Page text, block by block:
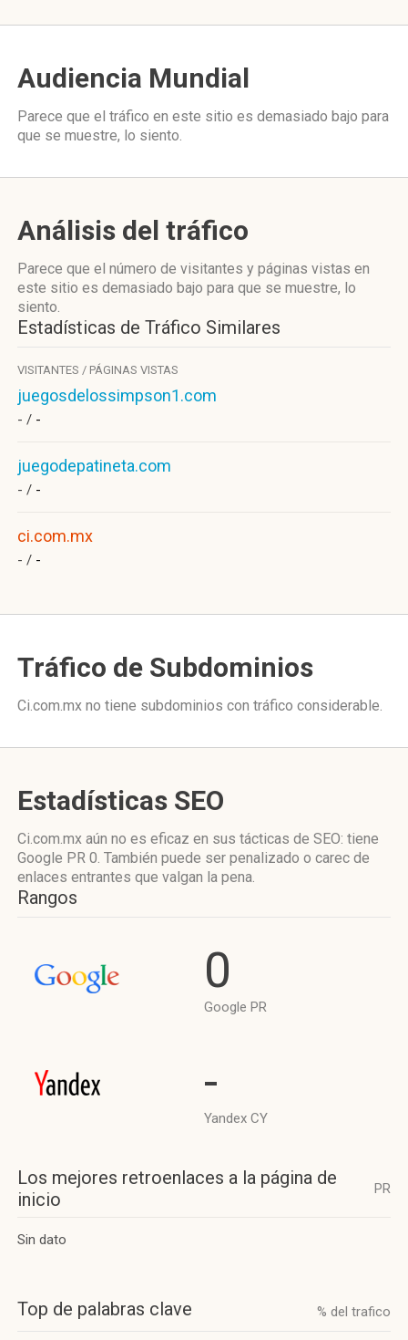
Audiencia Mundial
Parece que el tráfico en este sitio es demasiado bajo para
que se muestre, lo siento.
Análisis del tráfico
Parece que el número de visitantes y páginas vistas en
este sitio es demasiado bajo para que se muestre, lo
siento.
Estadísticas de Tráfico Similares
VISITANTES / PÁGINAS VISTAS
juegosdelossimpson1.com
- / -
juegodepatineta.com
- / -
ci.com.mx
- / -
Tráfico de Subdominios
Ci.com.mx no tiene subdominios con tráfico considerable.
Estadísticas SEO
Ci.com.mx aún no es eficaz en sus tácticas de SEO: tiene
Google PR 0. También puede ser penalizado o carec de
enlaces entrantes que valgan la pena.
Rangos
0
Google PR
-
Yandex CY
Los mejores retroenlaces a la página de
inicio
PR
Sin dato
Top de palabras clave % del trafico